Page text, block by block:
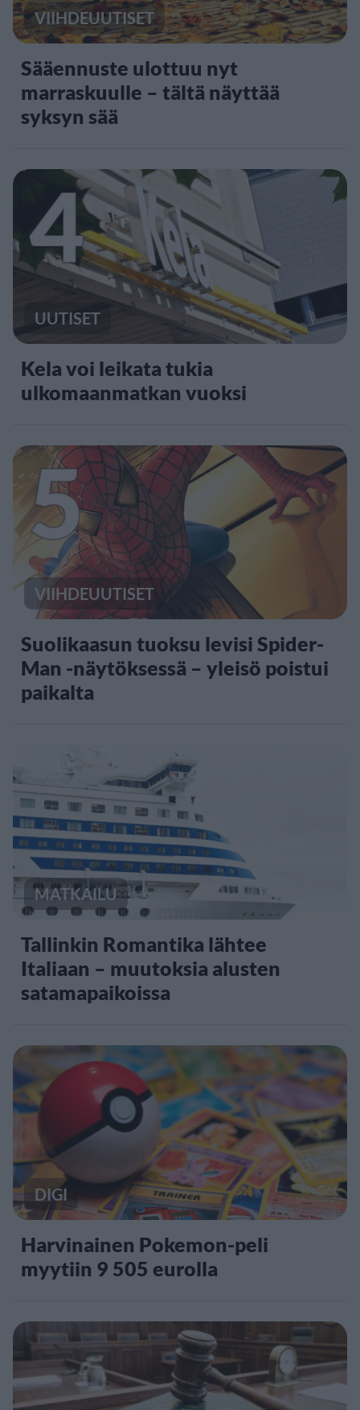
VIIHDEUUTISET
Sääennuste ulottuu nyt
marraskuulle – tältä näyttää
syksyn sää
4
UUTISET
Kela voi leikata tukia
ulkomaanmatkan vuoksi
5
VIIHDEUUTISET
Suolikaasun tuoksu levisi Spider-
Man -näytöksessä – yleisö poistui
paikalta
MATKAILU
Tallinkin Romantika lähtee
Italiaan – muutoksia alusten
satamapaikoissa
DIGI
Harvinainen Pokemon-peli
myytiin 9 505 eurolla